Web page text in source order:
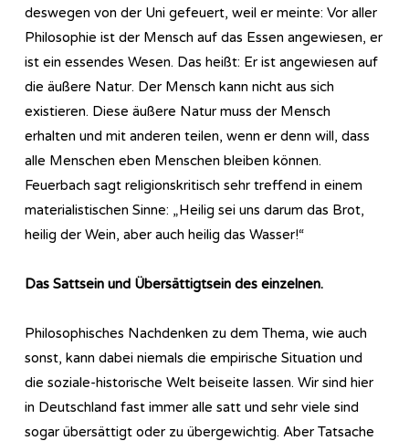
deswegen von der Uni gefeuert, weil er meinte: Vor aller
Philosophie ist der Mensch auf das Essen angewiesen, er
ist ein essendes Wesen. Das heißt: Er ist angewiesen auf
die äußere Natur. Der Mensch kann nicht aus sich
existieren. Diese äußere Natur muss der Mensch
erhalten und mit anderen teilen, wenn er denn will, dass
alle Menschen eben Menschen bleiben können.
Feuerbach sagt religionskritisch sehr treffend in einem
materialistischen Sinne: „Heilig sei uns darum das Brot,
heilig der Wein, aber auch heilig das Wasser!“
Das Sattsein und Übersättigtsein des einzelnen.
Philosophisches Nachdenken zu dem Thema, wie auch
sonst, kann dabei niemals die empirische Situation und
die soziale-historische Welt beiseite lassen. Wir sind hier
in Deutschland fast immer alle satt und sehr viele sind
sogar übersättigt oder zu übergewichtig. Aber Tatsache